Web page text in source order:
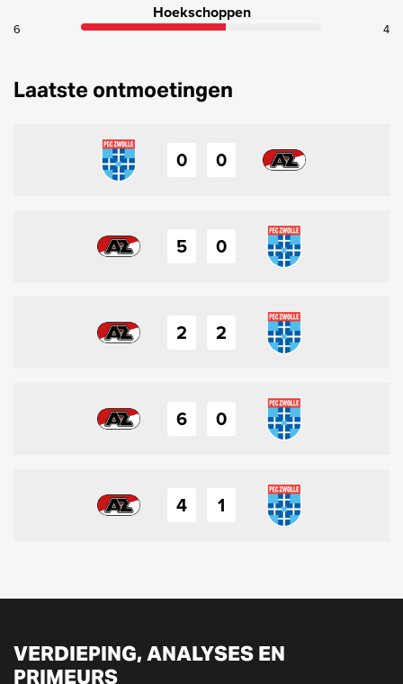
Hoekschoppen
6 4
Laatste ontmoetingen
0 0
5 0
2 2
6 0
4 1
VERDIEPING, ANALYSES EN
PRIMEURS